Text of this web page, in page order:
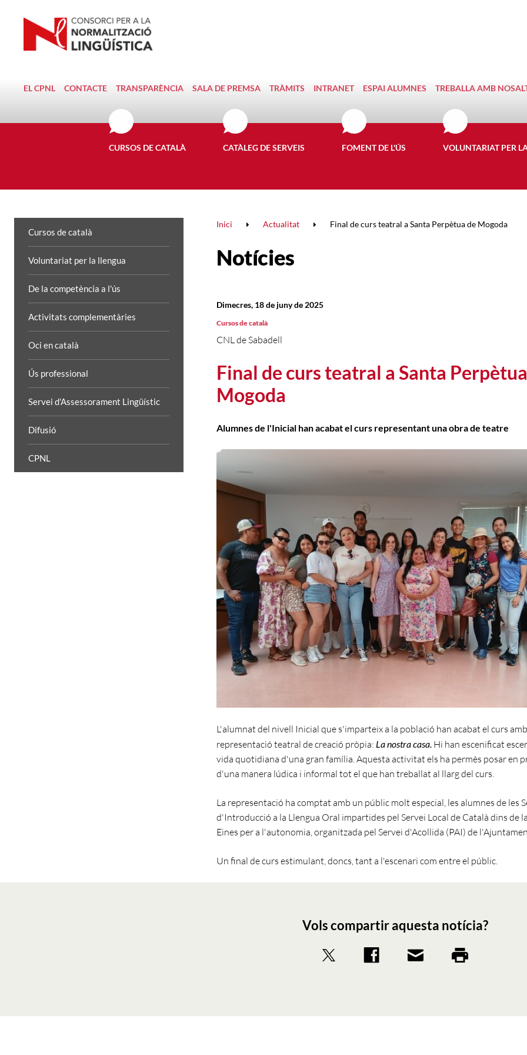
EL CPNL CONTACTE TRANSPARÈNCIA SALA DE PREMSA TRÀMITS INTRANET ESPAI ALUMNES TREBALLA AMB
CURSOS DE CATALÀ CATÀLEG DE SERVEIS FOMENT DE L'ÚS VOLUNTARIAT PER
Cursos de català
Voluntariat per la llengua
De la competència a l'ús
Activitats complementàries
Oci en català
Ús professional
Servei d'Assessorament Lingüístic
Difusió
CPNL
Inici Actualitat Final de curs teatral a Santa Perpètua de Mogoda
Notícies
Final de curs teatral a Santa
Mogoda
CNL de Sabadell
Dimecres, 18 de juny de 2025
Cursos de català
Alumnes de l'Inicial han acabat el curs representant una obra de teatre
L'alumnat del nivell Inicial que s'imparteix a la població han acabat el curs
representació teatral de creació pròpia: La nostra casa. Hi han escenificat
vida quotidiana d'una gran família. Aquesta activitat els ha permès posar en
d'una manera lúdica i informal tot el que han treballat al llarg del curs.
La representació ha comptat amb un públic molt especial, les alumnes de les
d'Introducció a la Llengua Oral impartides pel Servei Local de Català dins de
Eines per a l'autonomia, organitzada pel Servei d'Acollida (PAI) de
Un final de curs estimulant, doncs, tant a l'escenari com entre el públic.
Vols compartir aquesta notícia?